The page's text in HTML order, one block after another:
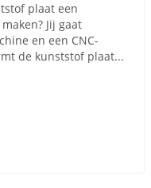
plaat een
Jij gaat
en een CNC-
de kunststof plaat...